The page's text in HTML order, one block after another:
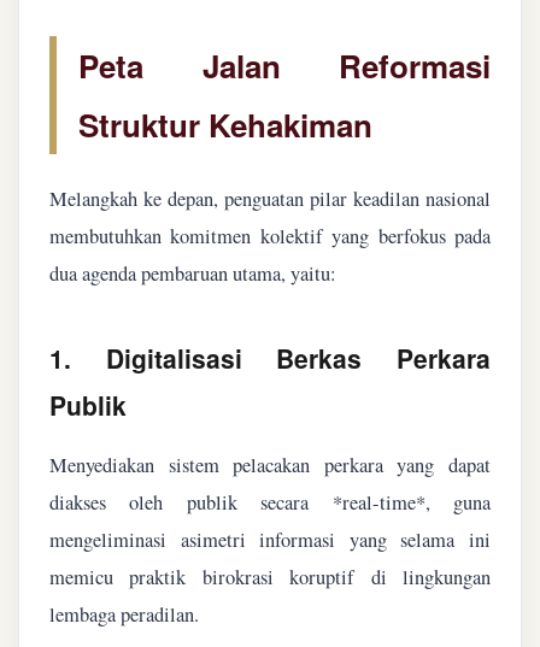
Peta Jalan Reformasi
Struktur Kehakiman
Melangkah ke depan, penguatan pilar keadilan nasional
membutuhkan komitmen kolektif yang berfokus pada
dua agenda pembaruan utama, yaitu:
1. Digitalisasi Berkas Perkara
Publik
Menyediakan sistem pelacakan perkara yang dapat
diakses oleh publik secara *real-time*, guna
mengeliminasi asimetri informasi yang selama ini
memicu praktik birokrasi koruptif di lingkungan
lembaga peradilan.